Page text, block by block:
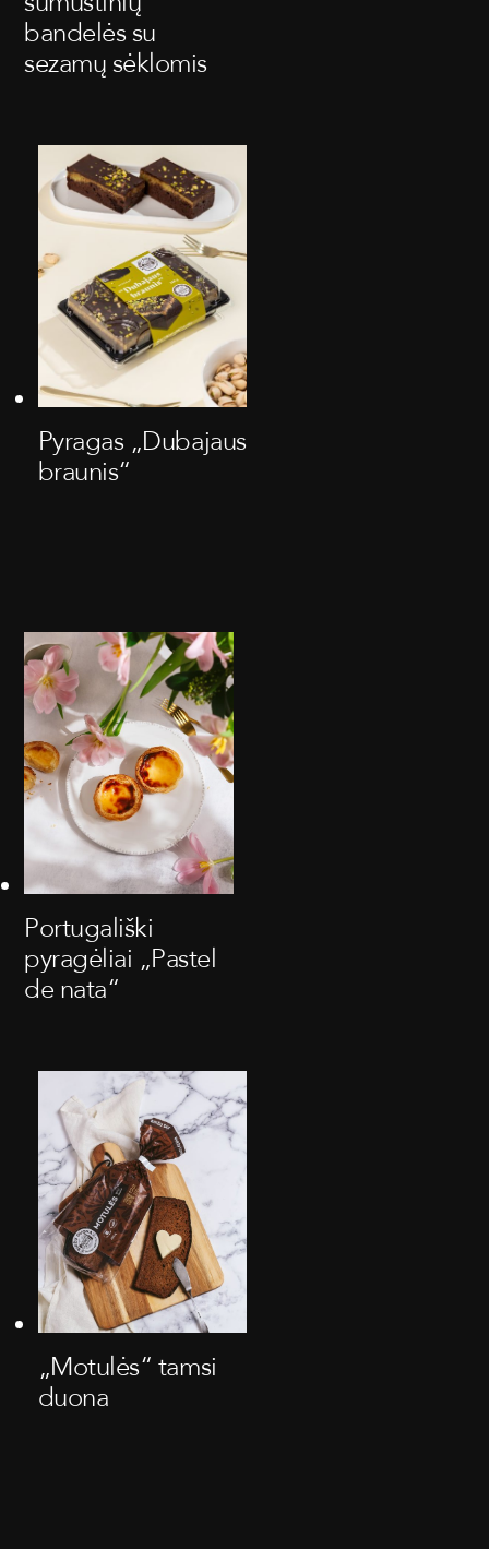
bandelės su
sezamų sėklomis
Pyragas „Dubajaus
braunis“
Portugališki
pyragėliai „Pastel
de nata“
„Motulės“ tamsi
duona